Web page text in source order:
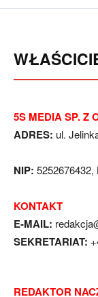
5S MEDIA SP. Z
ADRES: ul.
NIP: 5252676432,
KONTAKT
E-MAIL:
SEKRETARIAT:
REDAKTOR